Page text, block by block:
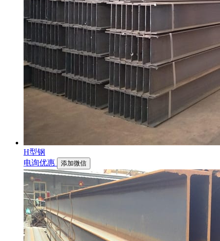
H型钢
电询优惠
添加微信